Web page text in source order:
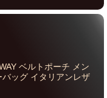
ベルトポーチ メン
バッグ イタリアンレザ